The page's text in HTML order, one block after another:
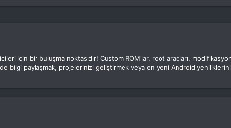
için bir buluşma noktasıdır! Custom ROM'lar, root araçları,
paylaşmak, projelerinizi geliştirmek veya en yeni Android yeniliklerini